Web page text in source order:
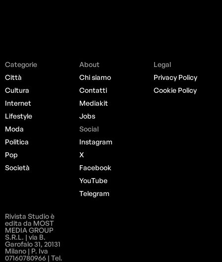
Categorie
Città
Cultura
Internet
Lifestyle
Moda
Politica
Pop
Società
About
Chi siamo
Contatti
Mediakit
Jobs
Social
Instagram
X
Facebook
YouTube
Telegram
Legal
Privacy Policy
Cookie Policy
Rivista Studio è
edita da MOST
MEDIA GROUP
S.R.L. | via B.
Garofalo 31, 20131
Milano | P. Iva
07160780966 | Tel.